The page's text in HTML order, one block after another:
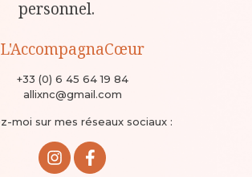
personnel.
L'AccompagnaCœur
+33 (0) 6 45 64 19 84
allixnc@gmail.com
moi sur mes réseaux sociaux :